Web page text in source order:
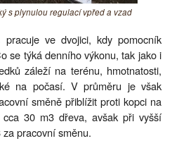
s plynulou regulací vpřed a vzad
ve dvojici, kdy pomocník
se týká denního výkonu, tak jako i
záleží na terénu, hmotnatosti,
na počasí. V průměru je však
směně přiblížit proti kopci na
30 m3 dřeva, avšak při vyšší
pracovní směnu.